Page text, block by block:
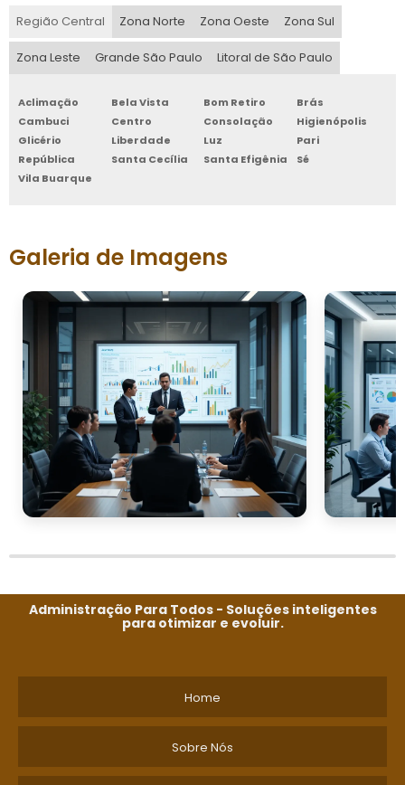
Região Central Zona Norte Zona Oeste Zona Sul
Zona Leste Grande São Paulo Litoral de São Paulo
Aclimação Bela Vista Bom Retiro
Brás
Cambuci
Centro Consolação
Higienópolis
Glicério
Liberdade Luz
Pari
República
Santa Cecília Santa Efigênia
Sé
Vila Buarque
Galeria de Imagens
Administração Para Todos - Soluções inteligentes
para otimizar e evoluir.
Home
Sobre Nós